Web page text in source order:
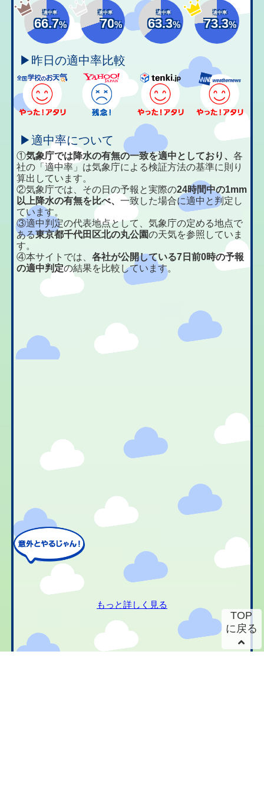
適中率
66.7%
適中率
70%
適中率
63.3%
適中率
73.3%
▶昨日の適中率比較
▶適中率について
①気象庁では降水の有無の一致を適中としており、各
社の「適中率」は気象庁による検証方法の基準に則り
算出しています。
②気象庁では、その日の予報と実際の24時間中の1mm
以上降水の有無を比べ、一致した場合に適中と判定し
ています。
③適中判定の代表地点として、気象庁の定める地点で
ある東京都千代田区北の丸公園の天気を参照していま
す。
④本サイトでは、各社が公開している7日前0時の予報
の適中判定の結果を比較しています。
もっと詳しく見る
TOP
に戻る